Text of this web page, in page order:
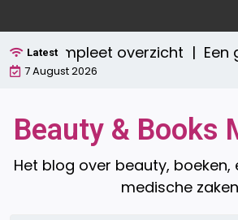
naar
de
inhoud
Latest
Een compleet overzicht |
7 August 2026
Beauty & Books
Het blog over beauty, boeken,
medische